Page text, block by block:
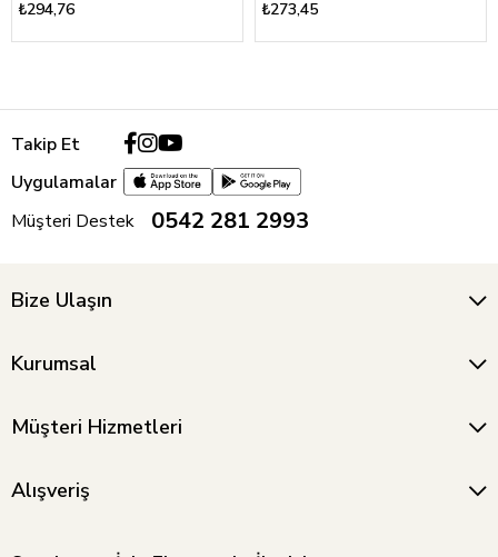
₺294,76 ₺273,45
Takip Et
Uygulamalar
Müşteri Destek
0542 281 2993
Bize Ulaşın
Kurumsal
Müşteri Hizmetleri
Alışveriş